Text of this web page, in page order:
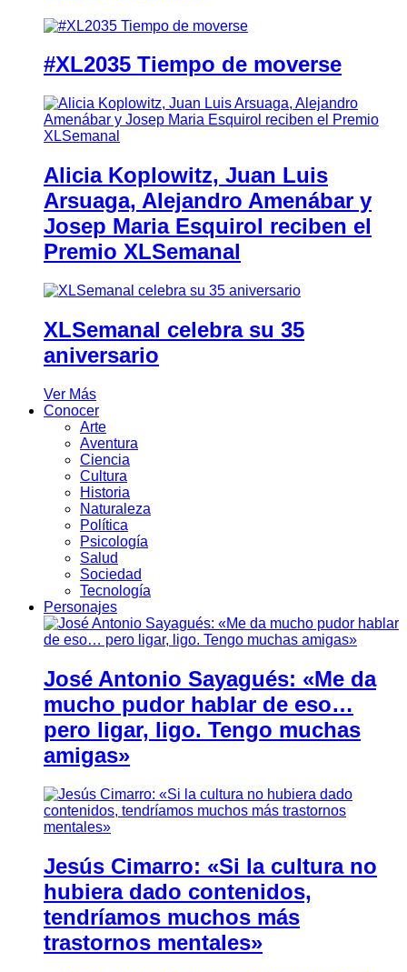
#XL2035 Tiempo de moverse
Alicia Koplowitz, Juan Luis
Arsuaga, Alejandro Amenábar y
Josep Maria Esquirol reciben el
Premio XLSemanal
XLSemanal celebra su 35
aniversario
Ver Más
Conocer
Arte
Aventura
Ciencia
Cultura
Historia
Naturaleza
Política
Psicología
Salud
Sociedad
Tecnología
Personajes
José Antonio Sayagués: «Me da
mucho pudor hablar de eso…
pero ligar, ligo. Tengo muchas
amigas»
Jesús Cimarro: «Si la cultura no
hubiera dado contenidos,
tendríamos muchos más
trastornos mentales»